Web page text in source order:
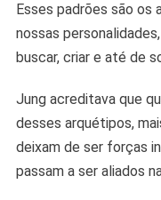
Esses padrões são os
nossas
buscar, criar e até de
Jung acreditava que
desses arquétipos,
deixam de ser forças
passam a ser aliados